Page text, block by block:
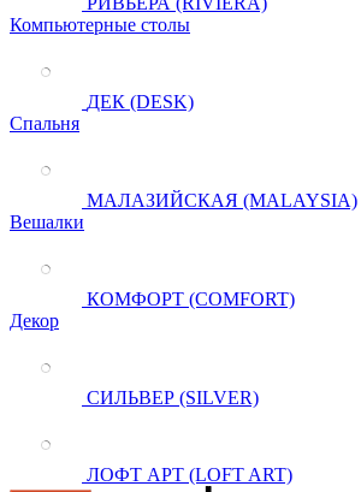
Компьютерные столы
ДЕК (DESK)
Спальня
МАЛАЗИЙСКАЯ (MALAYSIA)
Вешалки
КОМФОРТ (COMFORT)
Декор
СИЛЬВЕР (SILVER)
ЛОФТ АРТ (LOFT ART)